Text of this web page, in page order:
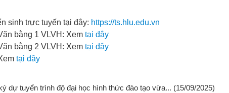
sinh trực tuyến tại đây: https://ts.hlu.edu.vn
bằng 1 VLVH: Xem tại đây
bằng 2 VLVH: Xem tại đây
tại đây
dự tuyển trình độ đại học hình thức đào tạo vừa... (15/09/2025)